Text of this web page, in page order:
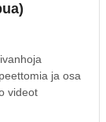
ja osa
videot